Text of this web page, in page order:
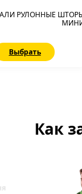
РУЛОННЫЕ
Выбрать
Как